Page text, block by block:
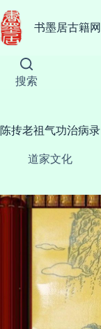
至
内
书墨居古籍网
搜索
陈抟老祖气功治病录
道家文化